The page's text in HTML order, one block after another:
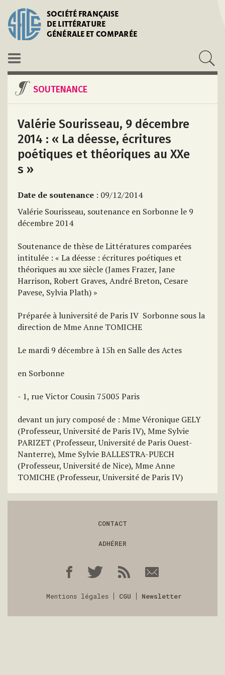
SOCIÉTÉ FRANÇAISE
DE LITTÉRATURE
GÉNÉRALE ET COMPARÉE
SOUTENANCE
Valérie Sourisseau, 9 décembre
2014 : « La déesse, écritures
poétiques et théoriques au XXe
s »
Date de soutenance : 09/12/2014
Valérie Sourisseau, soutenance en Sorbonne le 9
décembre 2014
Soutenance de thèse de Littératures comparées
intitulée : « La déesse : écritures poétiques et
théoriques au xxe siècle (James Frazer, Jane
Harrison, Robert Graves, André Breton, Cesare
Pavese, Sylvia Plath) »
Préparée à luniversité de Paris IV  Sorbonne sous la
direction de Mme Anne TOMICHE
Le mardi 9 décembre à 15h en Salle des Actes
en Sorbonne
- 1, rue Victor Cousin 75005 Paris
devant un jury composé de : Mme Véronique GELY
(Professeur, Université de Paris IV), Mme Sylvie
PARIZET (Professeur, Université de Paris Ouest-
Nanterre), Mme Sylvie BALLESTRA-PUECH
(Professeur, Université de Nice), Mme Anne
TOMICHE (Professeur, Université de Paris IV)
CONTACT
ADHÉRER
Mentions légales CGU Newsletter